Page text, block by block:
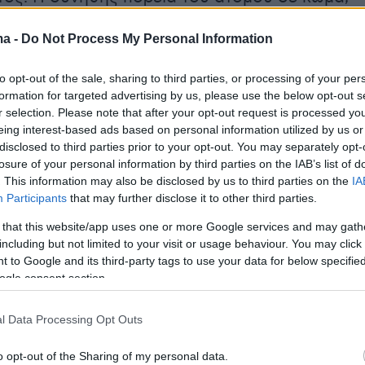
- Do Not Process My Personal Information
opt-out of the sale, sharing to third parties, or processing of your
for targeted advertising by us, please use the below opt-out
selection. Please note that after your opt-out request is processed
interest-based ads based on personal information utilized by us
to third parties prior to your opt-out. You may separately
of your personal information by third parties on the IAB’s list of
This information may also be disclosed by us to third parties on the
Participants that may further disclose it to other third parties.
that this website/app uses one or more Google services and may
but not limited to your visit or usage behaviour. You may
to Google and its third-party tags to use your data for below
consent section.
Data Processing Opt Outs
opt-out of the Sharing of my personal data.
δύο έως τέσσερις εβδομάδες ή η
ή εξακολουθητική/μόνιμη φυτική
Vegetative State).
στοygeiamou.gr
protothema.gr στο Google News και μάθετε πρώτοι
Ειδήσειςαπό την Ελλάδα και τον Κόσμο, τη
στο
Protothema.gr